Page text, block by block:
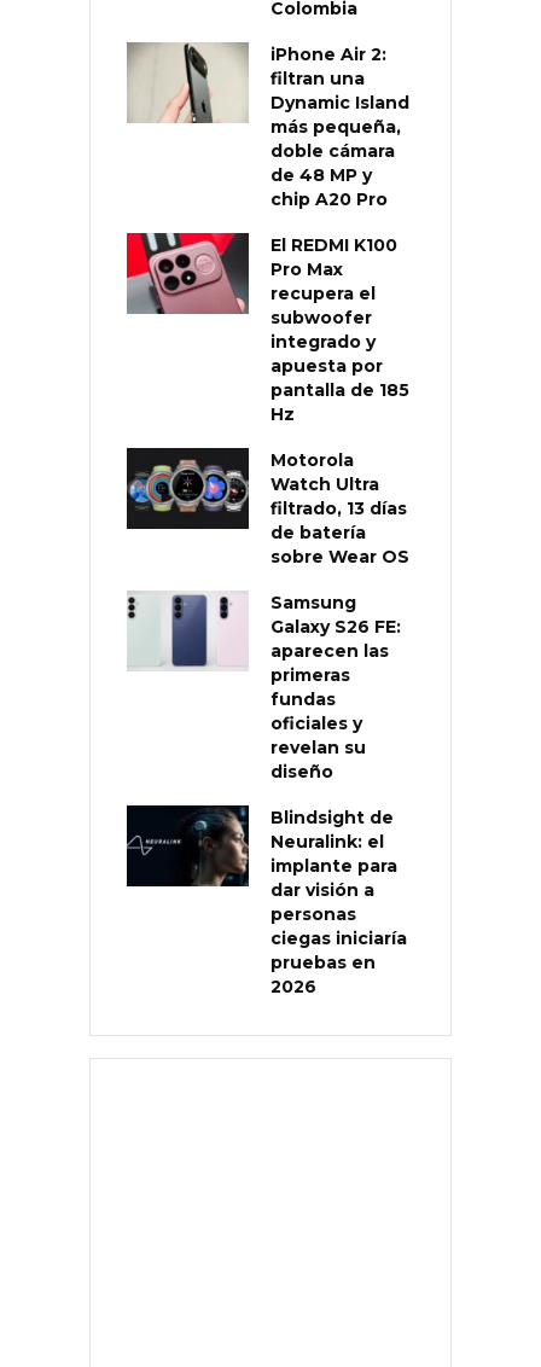
Colombia
iPhone Air 2:
filtran una
Dynamic Island
más pequeña,
doble cámara
de 48 MP y
chip A20 Pro
El REDMI K100
Pro Max
recupera el
subwoofer
integrado y
apuesta por
pantalla de 185
Hz
Motorola
Watch Ultra
filtrado, 13 días
de batería
sobre Wear OS
Samsung
Galaxy S26 FE:
aparecen las
primeras
fundas
oficiales y
revelan su
diseño
Blindsight de
Neuralink: el
implante para
dar visión a
personas
ciegas iniciaría
pruebas en
2026